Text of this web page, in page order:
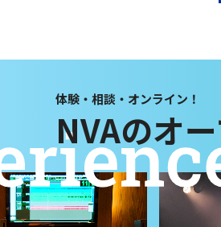
体験・相談・オンライン！
NVAのオ